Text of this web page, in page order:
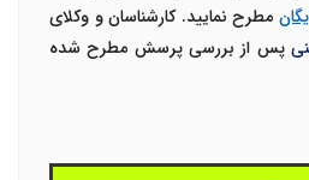
مطرح نمایید. کارشناسان و وکلای
پس از بررسی پرسش مطرح شده